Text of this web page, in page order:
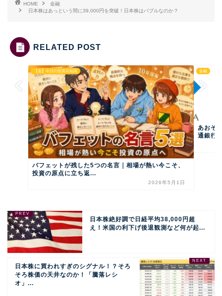
HOME
金融
日本株はあっという間に39,000円を突破！日本株はバブルなのか？
RELATED POST
【金】今日の投資豆知識
バフェットが残した5つの名言｜相場が熱い今こそ、
投資の原点に立ち返...
2026年5月1日
金融
あおぞ
通銀行
日本株絶好調で日経平均38,000円超
え！米国の利下げ後退観測など何が起...
日本株に買われすぎのシグナル！？そろ
そろ株価の天井なのか！「騰落レシ
オ」...